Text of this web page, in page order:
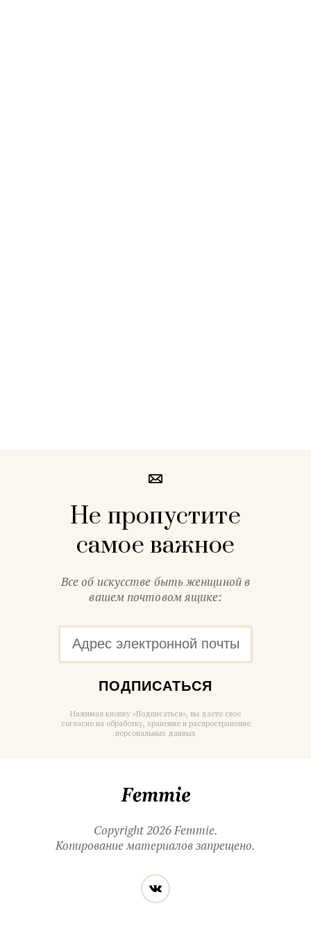
Не пропустите
самое важное
Все об искусстве быть женщиной в
вашем почтовом ящике:
ПОДПИСАТЬСЯ
Нажимая кнопку «Подписаться», вы даете свое
согласие на обработку, хранение и распространение
персональных данных
Copyright 2026 Femmie.
Копирование материалов запрещено.
Читайте
нас
в социальных